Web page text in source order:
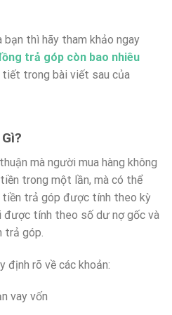
bạn thì hãy tham khảo ngay
trả góp còn bao nhiêu
trong bài viết sau của
mà người mua hàng không
trong một lần, mà có thể
tiền trả góp được tính theo kỳ
được tính theo số dư nợ gốc và
trả góp.
định rõ về các khoản:
vay vốn